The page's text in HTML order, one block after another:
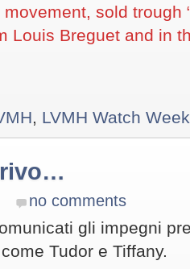
sold trough
Louis Breguet and in
LVMH Watch
no comments
gli impegni
Tudor e Tiffany.